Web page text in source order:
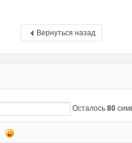
Вернуться назад
Осталось 80